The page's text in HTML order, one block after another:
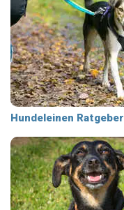
Hundeleinen Ratgeber